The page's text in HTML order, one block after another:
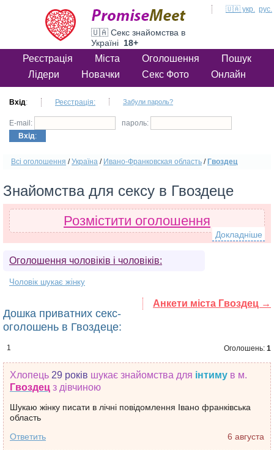
🇺🇦 Секс знайомства в
Україні 18+
Реєстрація Міста Оголошення
Пошук
Лідери
Новачки Секс Фото Онлайн
Вхід: Реєстрація: Забули пароль?
E-mail:
пароль:
Вхід:
🇺🇦 укр. рус.
Всі оголошення /Україна / Ивано-Франковская область / Гвоздец
Знайомства для сексу в Гвоздеце
Розмістити оголошення
Докладніше
Оголошення чоловіків і чоловіків:
Чоловік шукає жінку
Анкети міста Гвоздец →
Дошка приватних секс-
оголошень в Гвоздеце:
Оголошень: 1
1
Хлопець 29 років шукає знайомства для інтиму в м.
Гвоздец з дівчиною
Шукаю жінку писати в лічні повідомлення Івано франківська
область
6 августа
Ответить